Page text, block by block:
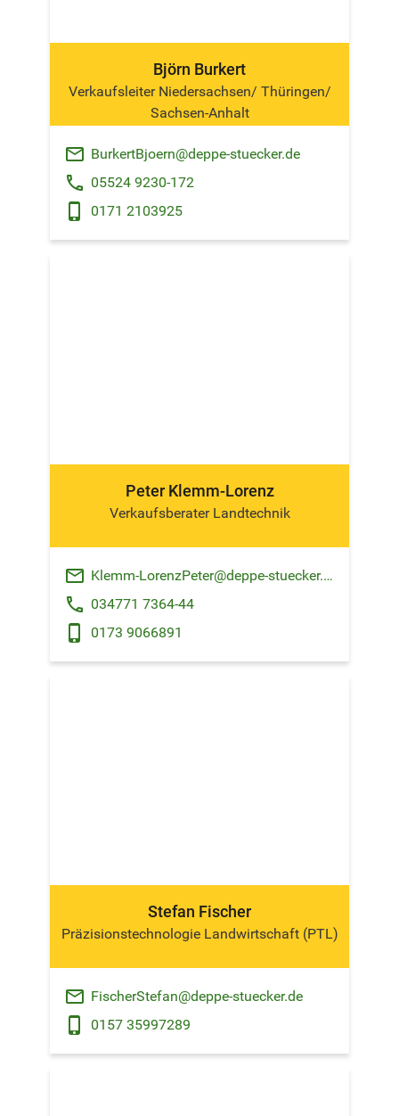
Björn Burkert
Verkaufsleiter Niedersachsen/ Thüringen/
Sachsen-Anhalt
email BurkertBjoern@deppe-stuecker.de
phone 05524 9230-172
phone_android 0171 2103925
Peter Klemm-Lorenz
Verkaufsberater Landtechnik
email Klemm-LorenzPeter@deppe-stuecker.de
phone 034771 7364-44
phone_android 0173 9066891
Stefan Fischer
Präzisionstechnologie Landwirtschaft (PTL)
email FischerStefan@deppe-stuecker.de
phone_android 0157 35997289